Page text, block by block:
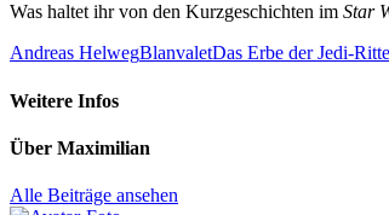
Was haltet ihr von den Kurzgeschichten im Star
Andreas HelwegBlanvaletDas Erbe der Jedi-
Weitere Infos
Über Maximilian
Alle Beiträge ansehen